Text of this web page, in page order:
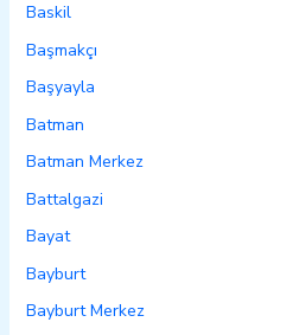
Baskil
Başmakçı
Başyayla
Batman
Batman Merkez
Battalgazi
Bayat
Bayburt
Bayburt Merkez